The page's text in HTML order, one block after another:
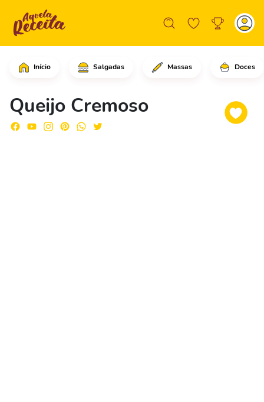
Início Salgadas Massas Doces
Queijo Cremoso
Em uma panela, coloque o leite e